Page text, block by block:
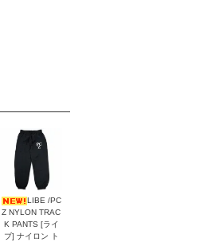
LIBE /PC
Z NYLON TRAC
K PANTS [ライ
ブ] ナイロン ト